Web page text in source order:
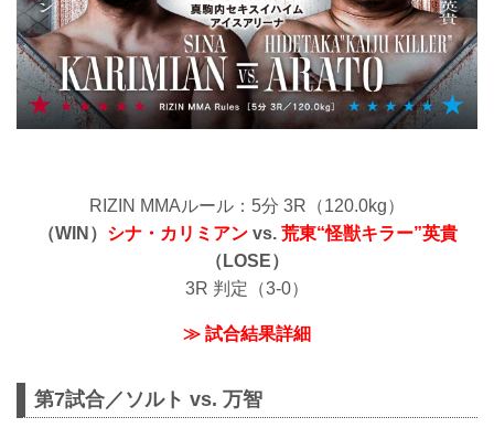
RIZIN MMAルール：5分 3R（120.0kg）
（WIN） シナ・カリミアンvs. 荒東“怪獣キラー”英貴
（LOSE）
3R 判定（3-0）
≫ 試合結果詳細
第7試合／ソルト vs. 万智